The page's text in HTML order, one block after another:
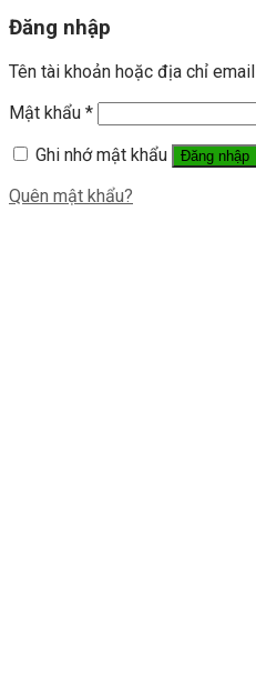
Đăng nhập
Tên tài khoản hoặc địa chỉ email
Mật khẩu *
Ghi nhớ mật khẩu
Đăng nhập
Quên mật khẩu?